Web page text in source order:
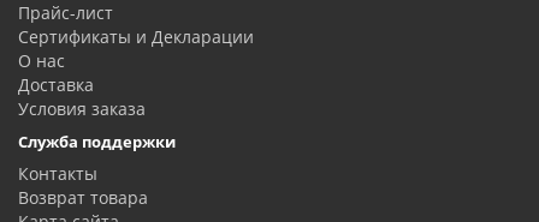
Прайс-лист
Сертификаты и Декларации
О нас
Доставка
Условия заказа
Служба поддержки
Контакты
Возврат товара